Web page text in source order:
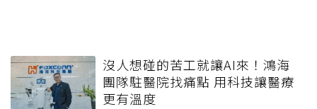
沒人想碰的苦工就讓AI來！鴻海
團隊駐醫院找痛點 用科技讓醫療
更有溫度